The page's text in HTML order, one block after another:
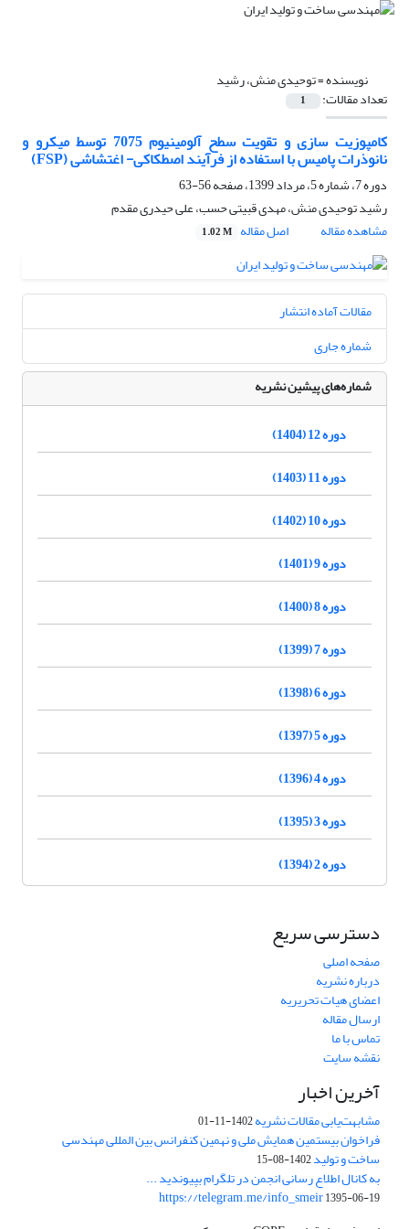
نویسنده =توحیدی منش، رشید
تعداد مقالات: 1
کامپوزیت سازی و تقویت سطح آلومینیوم 7075 توسط میکرو و
نانوذرات پامیس با استفاده از فرآیند اصطکاکی- اغتشاشی (FSP)
دوره 7، شماره 5، مرداد 1399، صفحه
56-63
رشید توحیدی منش، مهدی قبیتی حسب، علی حیدری مقدم
مشاهده مقاله
اصل مقاله 1.02 M
مقالات آماده انتشار
شماره جاری
شماره‌های پیشین نشریه
دوره 12 (1404)
دوره 11 (1403)
دوره 10 (1402)
دوره 9 (1401)
دوره 8 (1400)
دوره 7 (1399)
دوره 6 (1398)
دوره 5 (1397)
دوره 4 (1396)
دوره 3 (1395)
دوره 2 (1394)
دسترسی سریع
صفحه اصلی
درباره نشریه
اعضای هیات تحریریه
ارسال مقاله
تماس با ما
نقشه سایت
آخرین اخبار
مشابهت‌یابی مقالات نشریه1402-11-01
فراخوان بیستمین همایش ملی و نهمین کنفرانس بین المللی مهندسی
ساخت و تولید1402-08-15
به کانال اطلاع رسانی انجمن در تلگرام بپیوندید ...
https://telegram.me/info_smeir1395-06-19